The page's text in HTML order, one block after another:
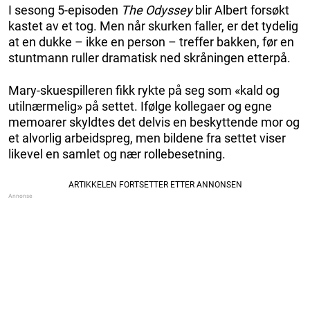
I sesong 5-episoden The Odysseyblir Albert forsøkt
kastet av et tog. Men når skurken faller, er det tydelig
at en dukke – ikke en person – treffer bakken, før en
stuntmann ruller dramatisk ned skråningen etterpå.
Mary-skuespilleren fikk rykte på seg som «kald og
utilnærmelig» på settet. Ifølge kollegaer og egne
memoarer skyldtes det delvis en beskyttende mor og
et alvorlig arbeidspreg, men bildene fra settet viser
likevel en samlet og nær rollebesetning.